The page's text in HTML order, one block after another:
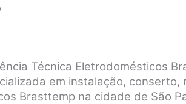
Técnica Eletrodomésticos
em instalação,
Brasttemp na cidade de São